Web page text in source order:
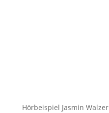
Hörbeispiel Jasmin Walzer